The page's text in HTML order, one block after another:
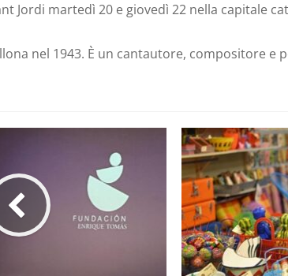
Jordi martedì 20 e giovedì 22 nella capitale
nel 1943. È un cantautore, compositore e